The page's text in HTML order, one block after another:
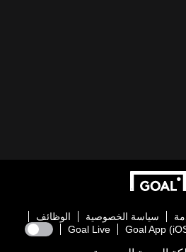
سياسة الخصوصية
الوظائف
Goal App
Goal Live